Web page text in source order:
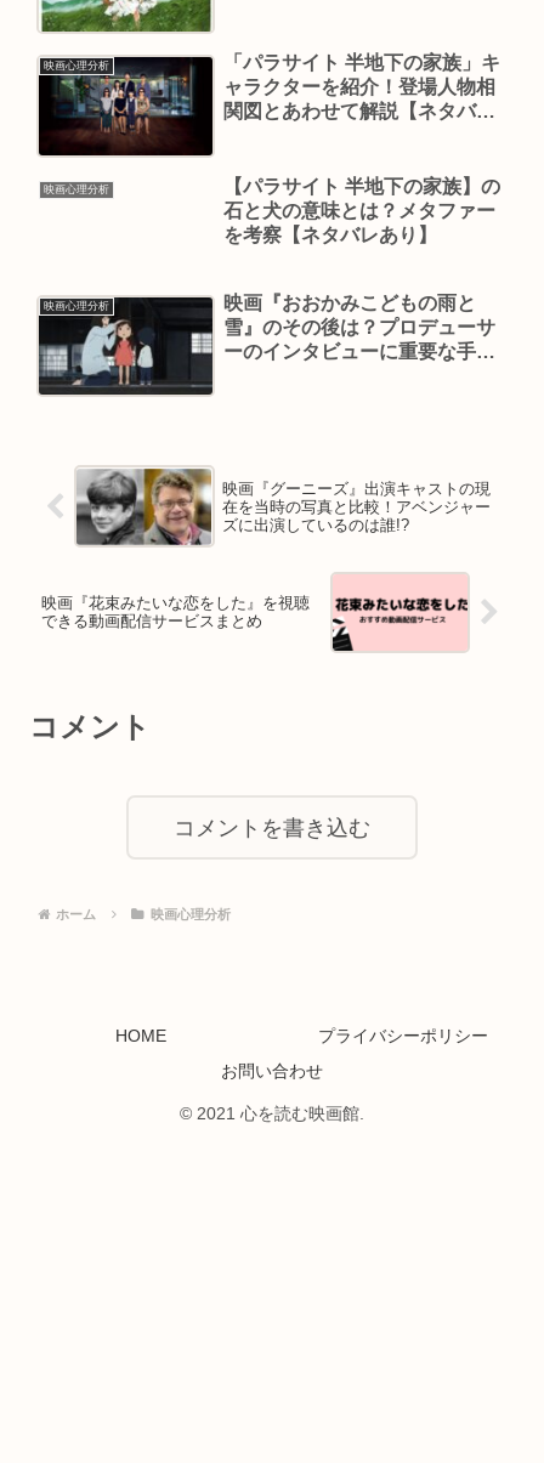
映画心理分析
「パラサイト 半地下の家族」キ
ャラクターを紹介！登場人物相
関図とあわせて解説【ネタバレ
映画心理分析
【パラサイト 半地下の家族】の
石と犬の意味とは？メタファー
を考察【ネタバレあり】
映画心理分析
映画『おおかみこどもの雨と
雪』のその後は？プロデューサ
ーのインタビューに重要な手が
映画『グーニーズ』出演キャストの現
在を当時の写真と比較！アベンジャー
ズに出演しているのは誰!?
映画『花束みたいな恋をした』を視聴
できる動画配信サービスまとめ
コメント
コメントを書き込む
ホーム 映画心理分析
HOME
プライバシーポリシー
お問い合わせ
© 2021 心を読む映画館.